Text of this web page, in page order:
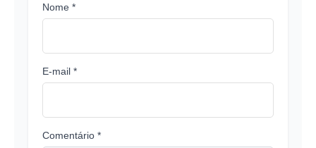
Nome *
E-mail *
Comentário *